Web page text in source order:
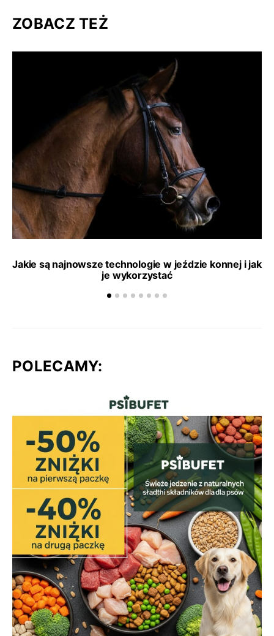
ZOBACZ TEŻ
Jakie są najnowsze technologie w jeździe konnej i jak
je wykorzystać
POLECAMY: